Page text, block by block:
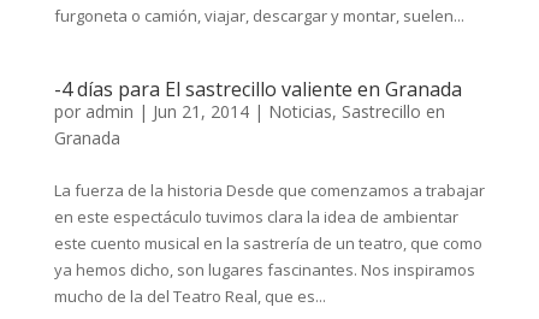
furgoneta o camión, viajar, descargar y montar, suelen...
-4 días para El sastrecillo valiente en Granada
por admin | Jun 21, 2014| Noticias, Sastrecillo en
Granada
La fuerza de la historia Desde que comenzamos a trabajar
en este espectáculo tuvimos clara la idea de ambientar
este cuento musical en la sastrería de un teatro, que como
ya hemos dicho, son lugares fascinantes. Nos inspiramos
mucho de la del Teatro Real, que es...